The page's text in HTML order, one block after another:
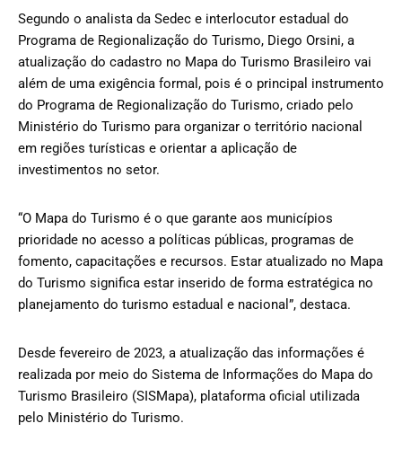
Segundo o analista da Sedec e interlocutor estadual do
Programa de Regionalização do Turismo, Diego Orsini, a
atualização do cadastro no Mapa do Turismo Brasileiro vai
além de uma exigência formal, pois é o principal instrumento
do Programa de Regionalização do Turismo, criado pelo
Ministério do Turismo para organizar o território nacional
em regiões turísticas e orientar a aplicação de
investimentos no setor.
“O Mapa do Turismo é o que garante aos municípios
prioridade no acesso a políticas públicas, programas de
fomento, capacitações e recursos. Estar atualizado no Mapa
do Turismo significa estar inserido de forma estratégica no
planejamento do turismo estadual e nacional”, destaca.
Desde fevereiro de 2023, a atualização das informações é
realizada por meio do Sistema de Informações do Mapa do
Turismo Brasileiro (SISMapa), plataforma oficial utilizada
pelo Ministério do Turismo.